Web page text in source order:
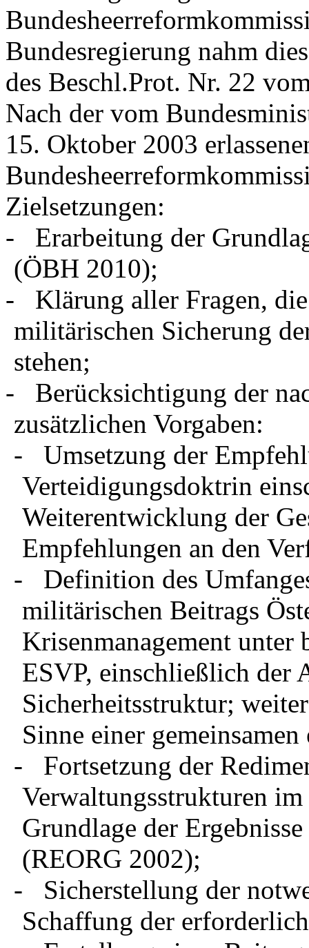
Bundesregierung nahm
des Beschl.Prot. Nr. 22
Nach der vom
15. Oktober 2003
Zielsetzungen:
- Erarbeitung der
(ÖBH 2010);
- Klärung aller Fragen,
militärischen Sicherung
stehen;
- Berücksichtigung der
zusätzlichen Vorgaben:
- Umsetzung der
Verteidigungsdoktrin
Weiterentwicklung der
Empfehlungen an den
- Definition des
militärischen Beitrags
Krisenmanagement unter
ESVP, einschließlich der
Sicherheitsstruktur;
Sinne einer
- Fortsetzung der
Verwaltungsstrukturen
Grundlage der
(REORG 2002);
- Sicherstellung der
Schaffung der